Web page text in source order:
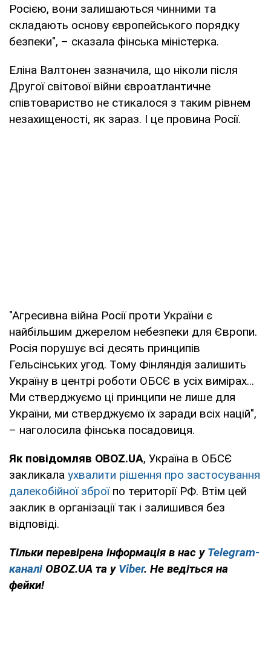
Росією, вони залишаються чинними та
складають основу європейського порядку
безпеки", – сказала фінська міністерка.
Еліна Валтонен зазначила, що ніколи після
Другої світової війни євроатлантичне
співтовариство не стикалося з таким рівнем
незахищеності, як зараз. І це провина Росії.
"Агресивна війна Росії проти України є
найбільшим джерелом небезпеки для Європи.
Росія порушує всі десять принципів
Гельсінських угод. Тому Фінляндія залишить
Україну в центрі роботи ОБСЄ в усіх вимірах...
Ми стверджуємо ці принципи не лише для
України, ми стверджуємо їх заради всіх націй",
– наголосила фінська посадовиця.
Як повідомляв OBOZ.UA, Україна в ОБСЄ
закликала ухвалити рішення про застосування
далекобійної зброїпо території РФ. Втім цей
заклик в організації так і залишився без
відповіді.
Тільки перевірена інформація в нас у Telegram-
каналі OBOZ.UA та у Viber. Не ведіться на
фейки!